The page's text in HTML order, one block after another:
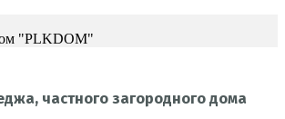
"PLKDOM"
частного загородного дома